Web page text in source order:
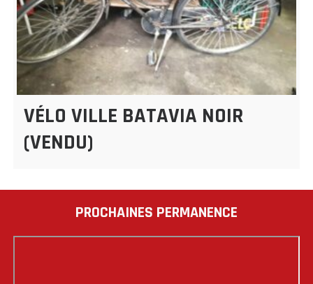
VÉLO VILLE BATAVIA NOIR
(VENDU)
PROCHAINES PERMANENCE